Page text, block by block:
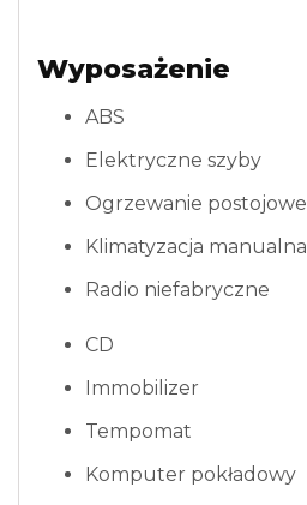
Wyposażenie
ABS
Elektryczne szyby
Ogrzewanie postojowe
Klimatyzacja manualna
Radio niefabryczne
CD
Immobilizer
Tempomat
Komputer pokładowy